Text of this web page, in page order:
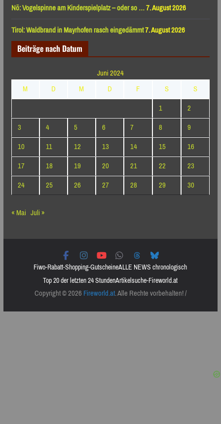
Nö: Vogelspinne am Kinderspielplatz – oder so …7. August 2026
Tirol: Waldbrand in Mayrhofen rasch eingedämmt7. August 2026
Beiträge nach Datum
Juni 2024
M
D M D F S
S
1
2
3
4 5 6 7 8
9
10
11 12 13 14 15
16
17
18 19 20 21 22
23
24
25 26 27 28 29
30
« Mai Juli »
Fiwo-Rabatt-Shopping-GutscheineALLE NEWS chronologisch
Top 20 der letzten 24 StundenArtikelsuche-Fireworld.at
Copyright © 2026Fireworld.at. Alle Rechte vorbehalten! /